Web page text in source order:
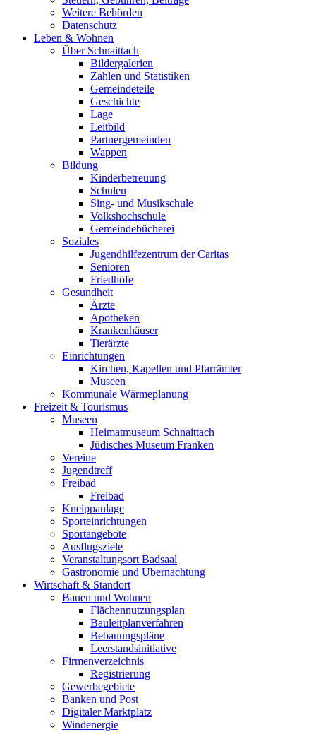
Weitere Behörden
Datenschutz
Leben & Wohnen
Über Schnaittach
Bildergalerien
Zahlen und Statistiken
Gemeindeteile
Geschichte
Lage
Leitbild
Partnergemeinden
Wappen
Bildung
Kinderbetreuung
Schulen
Sing- und Musikschule
Volkshochschule
Gemeindebücherei
Soziales
Jugendhilfezentrum der Caritas
Senioren
Friedhöfe
Gesundheit
Ärzte
Apotheken
Krankenhäuser
Tierärzte
Einrichtungen
Kirchen, Kapellen und Pfarrämter
Museen
Kommunale Wärmeplanung
Freizeit & Tourismus
Museen
Heimatmuseum Schnaittach
Jüdisches Museum Franken
Vereine
Jugendtreff
Freibad
Freibad
Kneippanlage
Sporteinrichtungen
Sportangebote
Ausflugsziele
Veranstaltungsort Badsaal
Gastronomie und Übernachtung
Wirtschaft & Standort
Bauen und Wohnen
Flächennutzungsplan
Bauleitplanverfahren
Bebauungspläne
Leerstandsinitiative
Firmenverzeichnis
Registrierung
Gewerbegebiete
Banken und Post
Digitaler Marktplatz
Windenergie